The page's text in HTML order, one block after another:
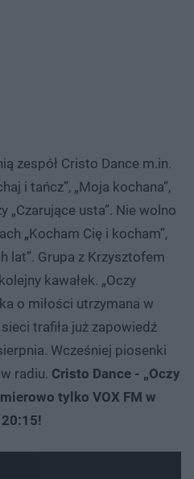
zespół Cristo Dance m.in.
i tańcz”, „Moja kochana”,
„Czarujące usta”. Nie wolno
„Kocham Cię i kocham”,
lat”. Grupa z Krzysztofem
kawałek. „Oczy
o miłości utrzymana w
trafiła już zapowiedź
Wcześniej piosenki
radiu. Cristo Dance - „Oczy
tylko VOX FM w